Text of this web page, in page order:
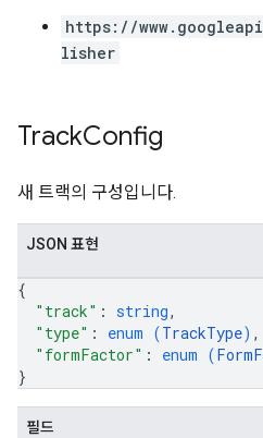
https://
lisher
TrackConfig
새 트랙의 구성입니다.
JSON 표현
{
"track" : string,
"type" : enum (TrackType) ,
"formFactor" : enum (
}
필드